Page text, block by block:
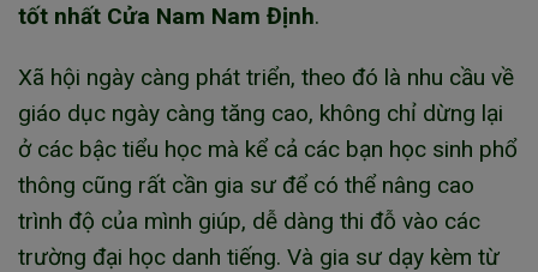
tốt nhất Cửa Nam Nam Định.
Xã hội ngày càng phát triển, theo đó là nhu cầu về
giáo dục ngày càng tăng cao, không chỉ dừng lại
ở các bậc tiểu học mà kể cả các bạn học sinh phổ
thông cũng rất cần gia sư để có thể nâng cao
trình độ của mình giúp, dễ dàng thi đỗ vào các
trường đại học danh tiếng. Và gia sư dạy kèm từ